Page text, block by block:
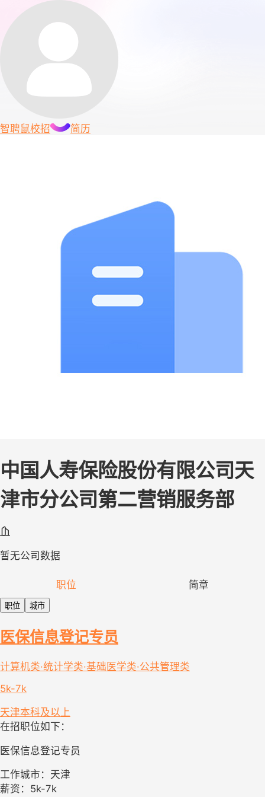
智聘鼠校招 简历
中国人寿保险股份有限公司天
津市分公司第二营销服务部
暂无公司数据
职位 简章
职位 城市
医保信息登记专员
计算机类·统计学类·基础医学类·公共管理类
5k-7k
天津本科及以上
在招职位如下：
医保信息登记专员
工作城市：天津
薪资：5k-7k